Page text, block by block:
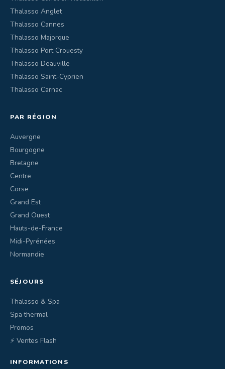
Thalasso Anglet
Thalasso Cannes
Thalasso Majorque
Thalasso Port Crouesty
Thalasso Deauville
Thalasso Saint-Cyprien
Thalasso Carnac
PAR RÉGION
Auvergne
Bourgogne
Bretagne
Centre
Corse
Grand Est
Grand Ouest
Hauts-de-France
Midi-Pyrénées
Normandie
SÉJOURS
Thalasso & Spa
Spa thermal
Promos
⚡ Ventes Flash
INFORMATIONS